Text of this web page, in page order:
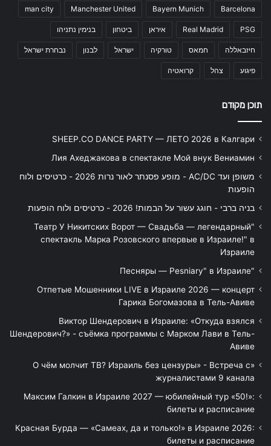
Barcelona
Bayern Munich
Manchester United
man city
PSG
Real Madrid איראן ביטחון בנימין נתניהו
חיזבאללה חמאס טורקיה ישראל לבנון נבחרת ישראל
פיגוע צהל קרואטיה
תוכן מקודם
SHEEP.CO DANCE PARTY — ЛЕТО 2026 в Калгари
Лия Ахеджакова в спектакле Мой внук Вениамин
משופן ועד AC/DC - מופע פסנתר לאור נרות 2026 - כרטיסים ולוח
הופעות
בניה ברבי - חוגג עשור על הבמות! 2026 - כרטיסים ולוח הופעות
"Театр У Никитских Ворот — Свадьба — легендарный
спектакль Марка Розовского впервые в Израиле!" в
Израиле
"Песняры — Pesniary" в Израиле
Отпетые Мошенники LIVE в Израиле 2026 — концерт
Гарика Богомазова в Тель-Авиве
Виктор Шендерович в Израиле: «Откуда взялся
Шендерович?» - съёмка программы с Марком Лави в Тель-
Авиве
«О чём молчит ТВ? Израиль без цензуры» - Встреча с
журналистами 9 канала
Максим Галкин в Израиле 2027 — юбилейный тур «50!»:
билеты и расписание
Красная Бурда — «Самеах, да и только!» в Израиле 2026:
билеты и расписание